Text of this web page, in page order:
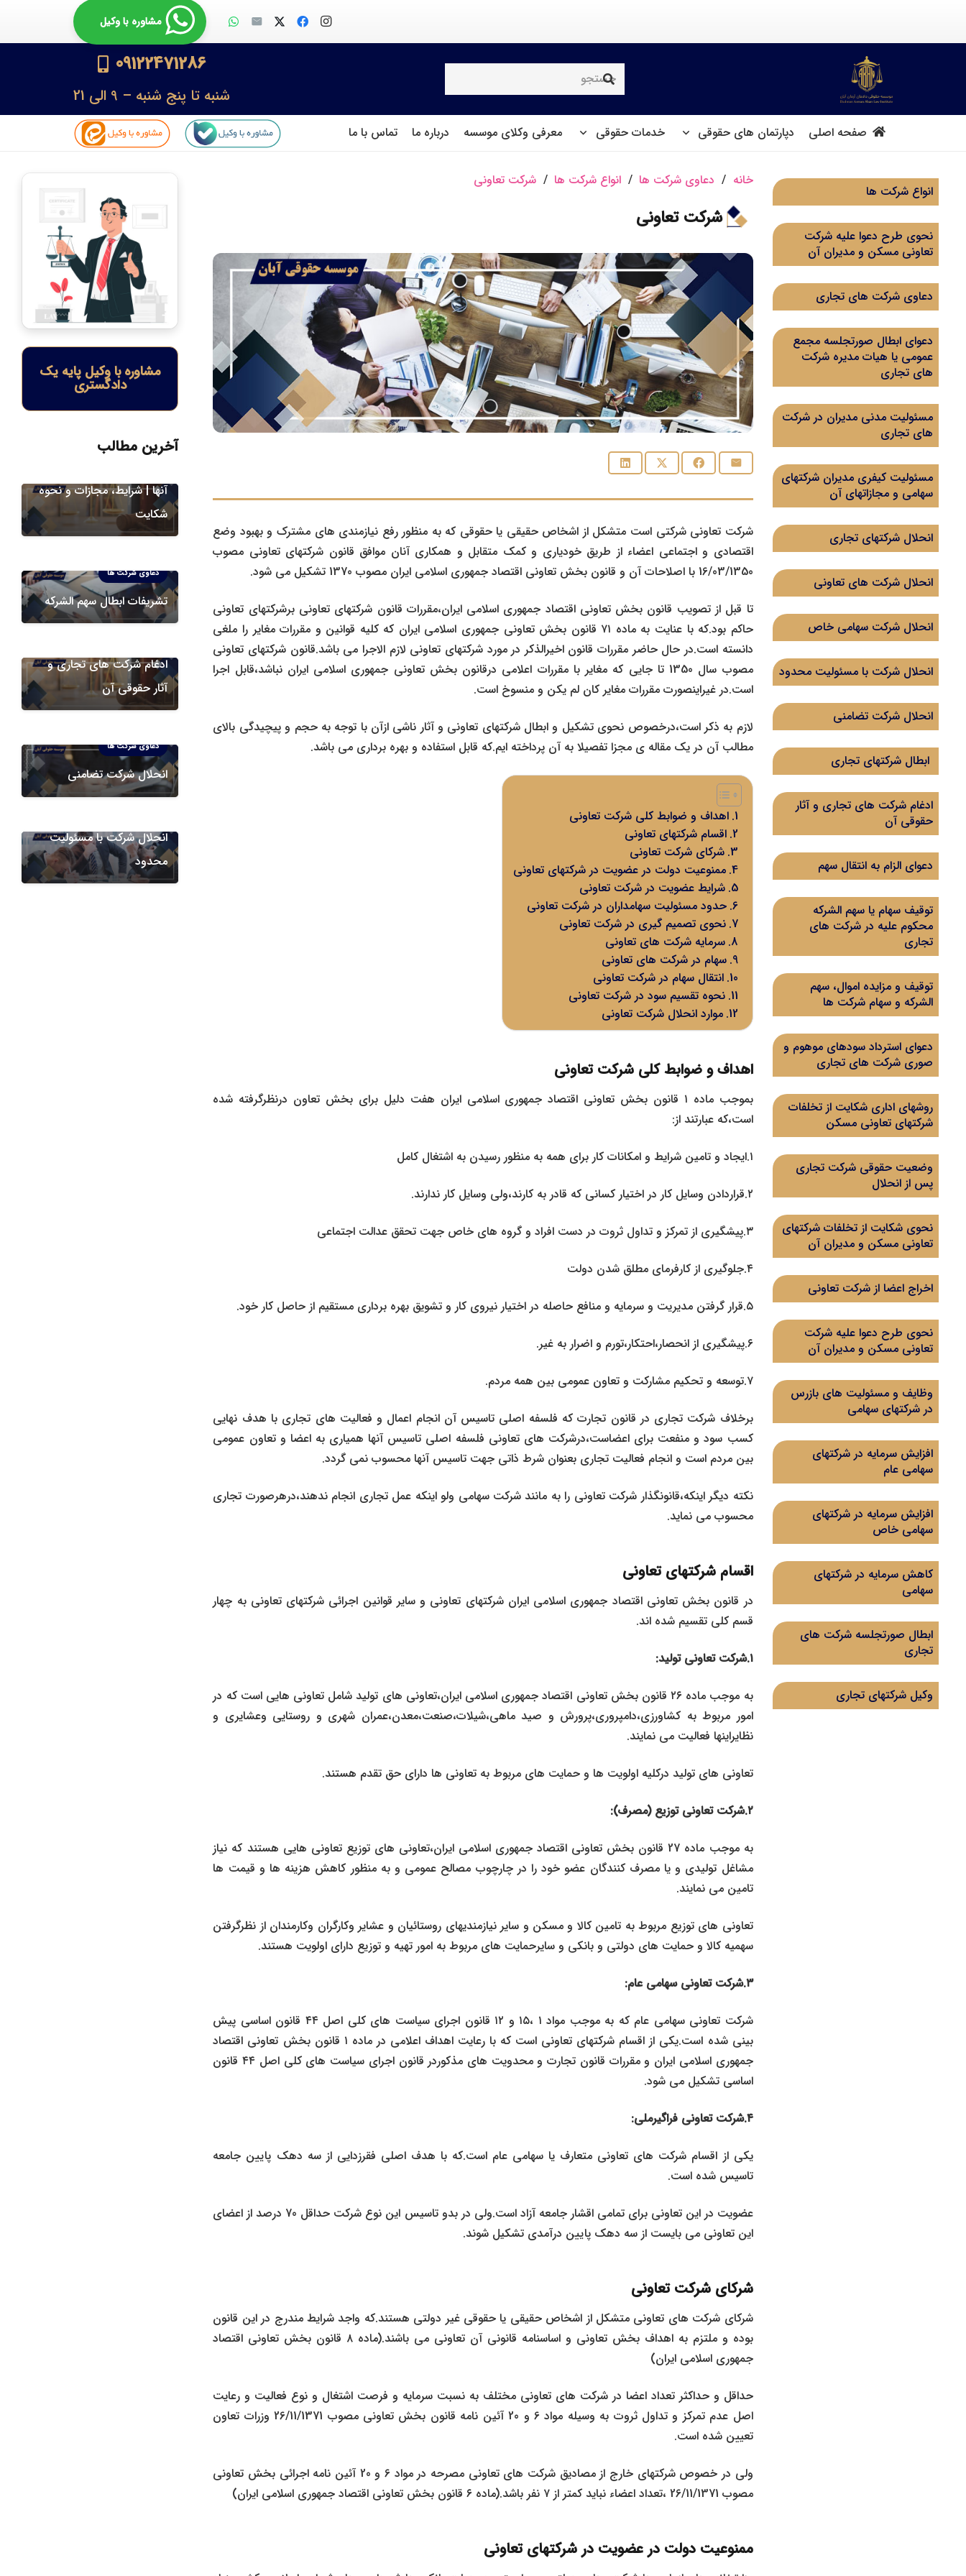
مشاوره با وکیل
09122471286
شنبه تا پنج شنبه – 9 الی 21
صفحه اصلی دپارتمان های حقوقی خدمات حقوقی معرفی وکلای موسسه درباره ما تماس با ما
انواع شرکت ها
نحوی طرح دعوا علیه شرکت
تعاونی مسکن و مدیران آن
دعاوی شرکت های تجاری
دعوای ابطال صورتجلسه مجمع
عمومی یا هیات مدیره شرکت
های تجاری
مسئولیت مدنی مدیران در شرکت
های تجاری
مسئولیت کیفری مدیران شرکتهای
سهامی و مجازاتهای آن
انحلال شرکتهای تجاری
انحلال شرکت های تعاونی
انحلال شرکت سهامی خاص
انحلال شرکت با مسئولیت محدود
انحلال شرکت تضامنی
ابطال شرکتهای تجاری
ادغام شرکت‌ های تجاری و آثار
حقوقی آن
دعوای الزام به انتقال سهم
توقیف سهام یا سهم الشرکه
محکوم علیه در شرکت های
تجاری
توقیف و مزایده اموال، سهم
الشرکه و سهام شرکت ها
دعوای استرداد سودهای موهوم و
صوری شرکت های تجاری
روشهای اداری شکایت از تخلفات
شرکتهای تعاونی مسکن
وضعیت حقوقی شرکت تجاری
پس از انحلال
نحوی شکایت از تخلفات شرکتهای
تعاونی مسکن و مدیران آن
اخراج اعضا از شرکت تعاونی
نحوی طرح دعوا علیه شرکت
تعاونی مسکن و مدیران آن
وظایف و مسئولیت های بازرس
در شرکتهای سهامی
افزایش سرمایه در شرکتهای
سهامی عام
افزایش سرمایه در شرکتهای
سهامی خاص
کاهش سرمایه در شرکتهای
سهامی
ابطال صورتجلسه شرکت های
تجاری
وکیل شرکتهای تجاری
خانه / دعاوی شرکت ها / انواع شرکت ها / شرکت تعاونی
شرکت تعاونی
شرکت تعاونی شرکتی است متشکل از اشخاص حقیقی یا حقوقی که به منظور رفع نیازمندی های مشترک و بهبود وضع
اقتصادی و اجتماعی اعضاء از طریق خودیاری و کمک متقابل و همکاری آنان موافق قانون شرکتهای تعاونی مصوب
16/03/1350 با اصلاحات آن و قانون بخش تعاونی اقتصاد جمهوری اسلامی ایران مصوب 1370 تشکیل می شود.
تا قبل از تصویب قانون بخش تعاونی اقتصاد جمهوری اسلامی ایران،مقررات قانون شرکتهای تعاونی برشرکتهای تعاونی
حاکم بود.که با عنایت به ماده ۷۱ قانون بخش تعاونی جمهوری اسلامی ایران که کلیه قوانین و مقررات مغایر را ملغی
دانسته است.در حال حاضر مقررات قانون اخیرالذکر در مورد شرکتهای تعاونی لازم الاجرا می باشد.قانون شرکتهای تعاونی
مصوب سال 1350 تا جایی که مغایر با مقررات اعلامی درقانون بخش تعاونی جمهوری اسلامی ایران نباشد،قابل اجرا
است.در غیراینصورت مقررات مغایر کان لم یکن و منسوخ است.
لازم به ذکر است،درخصوص نحوی تشکیل و ابطال شرکتهای تعاونی و آثار ناشی ازآن با توجه به حجم و پیچیدگی بالای
مطالب آن در یک مقاله ی مجزا تفصیلا به آن پرداخته ایم.که قابل استفاده و بهره برداری می باشد.
اهداف و ضوابط کلی شرکت تعاونی
اقسام شرکتهای تعاونی
شرکای شرکت تعاونی
ممنوعیت دولت در عضویت در شرکتهای تعاونی
شرایط عضویت در شرکت تعاونی
حدود مسئولیت سهامداران در شرکت تعاونی
نحوی تصمیم گیری در شرکت تعاونی
سرمایه شرکت های تعاونی
سهام در شرکت های تعاونی
انتقال سهام در شرکت تعاونی
نحوه تقسیم سود در شرکت تعاونی
موارد انحلال شرکت تعاونی
اهداف و ضوابط کلی شرکت تعاونی
بموجب ماده ۱ قانون بخش تعاونی اقتصاد جمهوری اسلامی ایران هفت دلیل برای بخش تعاون درنظرگرفته شده
است،که عبارتند از:
۱.ایجاد و تامین شرایط و امکانات کار برای همه به منظور رسیدن به اشتغال کامل
۲.قراردادن وسایل کار در اختیار کسانی که قادر به کارند،ولی وسایل کار ندارند.
۳.پیشگیری از تمرکز و تداول ثروت در دست افراد و گروه های خاص جهت تحقق عدالت اجتماعی
۴.جلوگیری از کارفرمای مطلق شدن دولت
۵.قرار گرفتن مدیریت و سرمایه و منافع حاصله در اختیار نیروی کار و تشویق بهره برداری مستقیم از حاصل کار خود.
۶.پیشگیری از انحصار،احتکار،تورم و اضرار به غیر.
۷.توسعه و تحکیم مشارکت و تعاون عمومی بین همه مردم.
برخلاف شرکت تجاری در قانون تجارت که فلسفه اصلی تاسیس آن انجام اعمال و فعالیت های تجاری با هدف نهایی
کسب سود و منفعت برای اعضاست،درشرکت های تعاونی فلسفه اصلی تاسیس آنها همیاری به اعضا و تعاون عمومی
بین مردم است و انجام فعالیت تجاری بعنوان شرط ذاتی جهت تاسیس آنها محسوب نمی گردد.
نکته دیگر اینکه،قانونگذار شرکت تعاونی را به مانند شرکت سهامی ولو اینکه عمل تجاری انجام ندهند،درهرصورت تجاری
محسوب می نماید.
اقسام شرکتهای تعاونی
در قانون بخش تعاونی اقتصاد جمهوری اسلامی ایران شرکتهای تعاونی و سایر قوانین اجرائی شرکتهای تعاونی به چهار
قسم کلی تقسیم شده اند.
۱.شرکت تعاونی تولید:
به موجب ماده ۲۶ قانون بخش تعاونی اقتصاد جمهوری اسلامی ایران،تعاونی های تولید شامل تعاونی هایی است که در
امور مربوط به کشاورزی،دامپروری،پرورش و صید ماهی،شیلات،صنعت،معدن،عمران شهری و روستایی وعشایری و
نظایراینها فعالیت می نمایند.
تعاونی های تولید درکلیه اولویت ها و حمایت های مربوط به تعاونی ها دارای حق تقدم هستند.
۲.شرکت تعاونی توزیع (مصرف):
به موجب ماده 27 قانون بخش تعاونی اقتصاد جمهوری اسلامی ایران،تعاونی های توزیع تعاونی هایی هستند که نیاز
مشاغل تولیدی و یا مصرف کنندگان عضو خود را در چارچوب مصالح عمومی و به منظور کاهش هزینه ها و قیمت ها
تامین می نمایند.
تعاونی های توزیع مربوط به تامین کالا و مسکن و سایر نیازمندیهای روستائیان و عشایر وکارگران وکارمندان از نظرگرفتن
سهمیه کالا و حمایت های دولتی و بانکی و سایرحمایت های مربوط به امور تهیه و توزیع دارای اولویت هستند.
۳.شرکت تعاونی سهامی عام:
شرکت تعاونی سهامی عام که به موجب مواد ۱ ،۱۵ و ۱۲ قانون اجرای سیاست های کلی اصل ۴۴ قانون اساسی پیش
بینی شده است.یکی از اقسام شرکتهای تعاونی است که با رعایت اهداف اعلامی در ماده ۱ قانون بخش تعاونی اقتصاد
جمهوری اسلامی ایران و مقررات قانون تجارت و محدویت های مذکوردر قانون اجرای سیاست های کلی اصل ۴۴ قانون
اساسی تشکیل می شود.
۴.شرکت تعاونی فراگیرملی:
یکی از اقسام شرکت های تعاونی متعارف یا سهامی عام است.که با هدف اصلی فقرزدایی از سه دهک پایین جامعه
تاسیس شده است.
عضویت در این تعاونی برای تمامی اقشار جامعه آزاد است.ولی در بدو تاسیس این نوع شرکت حداقل 70 درصد از اعضای
این تعاونی می بایست از سه دهک پایین درآمدی تشکیل شوند.
شرکای شرکت تعاونی
شرکای شرکت های تعاونی متشکل از اشخاص حقیقی یا حقوقی غیر دولتی هستند.که واجد شرایط مندرج در این قانون
بوده و ملتزم به اهداف بخش تعاونی و اساسنامه قانونی آن تعاونی می باشند.(ماده ۸ قانون بخش تعاونی اقتصاد
جمهوری اسلامی ایران)
حداقل و حداکثر تعداد اعضا در شرکت های تعاونی مختلف به نسبت سرمایه و فرصت اشتغال و نوع فعالیت و رعایت
اصل عدم تمرکز و تداول ثروت به وسیله مواد 6 و 20 آئین نامه قانون بخش تعاونی مصوب 26/11/1371 وزرات تعاون
تعیین شده است.
ولی در خصوص شرکتهای خارج از مصادیق شرکت های تعاونی مصرحه در مواد 6 و 20 آئین نامه اجرائی بخش تعاونی
مصوب 26/11/1371 ،تعداد اعضاء نباید کمتر از ۷ نفر باشد.(ماده ۶ قانون بخش تعاونی اقتصاد جمهوری اسلامی ایران)
ممنوعیت دولت در عضویت در شرکتهای تعاونی
مشاوره با وکیل پایه یک
دادگستری
آخرین مطالب
دعاوی شرکت ها دعاوی کیفری
سوءاستفاده مدیران از اموال
آنها | شرایط، مجازات و نحوه
شکایت
دعاوی شرکت ها
تشریفات ابطال سهم الشرکه
ادغام شرکت‌ های تجاری و
آثار حقوقی آن
دعاوی شرکت ها
انحلال شرکت تضامنی
انحلال شرکت با مسئولیت
محدود